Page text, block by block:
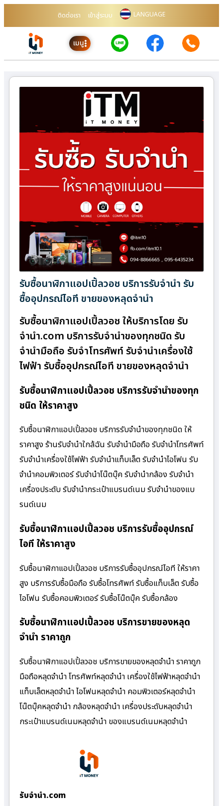
ติดต่อเรา เข้าสู่ระบบ LANGUAGE
เมนู
รับซื้อนาฬิกาแอปเปิ้ลวอช บริการรับจำนำ รับ
ซื้ออุปกรณ์ไอที ขายของหลุดจำนำ
รับซื้อนาฬิกาแอปเปิ้ลวอช ให้บริการโดย รับ
จํานํา.com บริการรับจำนำของทุกชนิด รับ
จำนำมือถือ รับจำโทรศัพท์ รับจำนำเครื่องใช้
ไฟฟ้า รับซื้ออุปกรณ์ไอที ขายของหลุดจำนำ
รับซื้อนาฬิกาแอปเปิ้ลวอช บริการรับจำนำของทุก
ชนิด ให้ราคาสูง
รับซื้อนาฬิกาแอปเปิ้ลวอช บริการรับจำนำของทุกชนิด ให้
ราคาสูง ร้านรับจํานําใกล้ฉัน รับจำนำมือถือ รับจำนำโทรศัพท์
รับจำนำเครื่องใช้ไฟฟ้า รับจำนำแท็บเล็ต รับจำนำไอโฟน รับ
จำนำคอมพิวเตอร์ รับจำนำโน๊ตบุ๊ค รับจำนำกล้อง รับจำนำ
เครื่องประดับ รับจำนำกระเป๋าแบรนด์เนม รับจำนำของแบ
รนด์เนม
รับซื้อนาฬิกาแอปเปิ้ลวอช บริการรับซื้ออุปกรณ์
ไอที ให้ราคาสูง
รับซื้อนาฬิกาแอปเปิ้ลวอช บริการรับซื้ออุปกรณ์ไอที ให้ราคา
สูง บริการรับซื้อมือถือ รับซื้อโทรศัพท์ รับซื้อแท็บเล็ต รับซื้อ
ไอโฟน รับซื้อคอมพิวเตอร์ รับซื้อโน๊ตบุ๊ค รับซื้อกล้อง
รับซื้อนาฬิกาแอปเปิ้ลวอช บริการขายของหลุด
จำนำ ราคาถูก
รับซื้อนาฬิกาแอปเปิ้ลวอช บริการขายของหลุดจำนำ ราคาถูก
มือถือหลุดจำนำ โทรศัพท์หลุดจำนำ เครื่องใช้ไฟฟ้าหลุดจำนำ
แท็บเล็ตหลุดจำนำ ไอโฟนหลุดจำนำ คอมพิวเตอร์หลุดจำนำ
โน๊ตบุ๊คหลุดจำนำ กล้องหลุดจำนำ เครื่องประดับหลุดจำนำ
กระเป๋าแบรนด์เนมหลุดจำนำ ของแบรนด์เนมหลุดจำนำ
รับจํานํา.com